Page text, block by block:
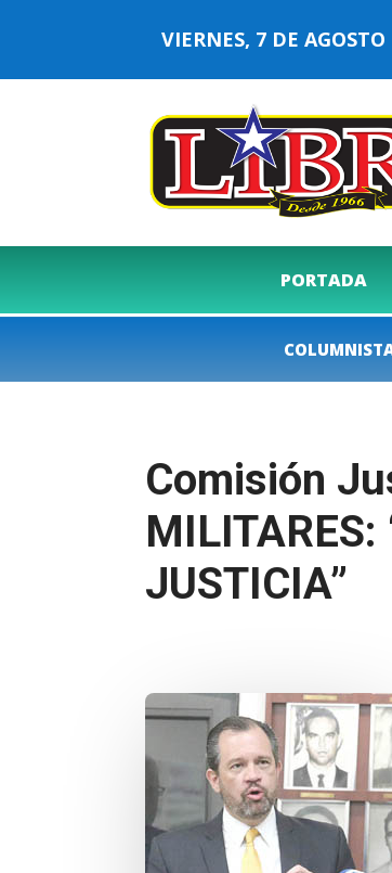
VIERNES, 7 DE
PORTADA
Comisión
MILITARES:
JUSTICIA”